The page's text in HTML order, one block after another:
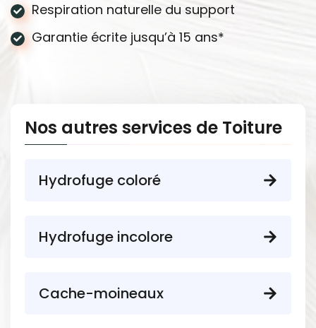
Respiration naturelle du support
Garantie écrite jusqu’à 15 ans*
Nos autres services de Toiture
Hydrofuge coloré
Hydrofuge incolore
Cache-moineaux